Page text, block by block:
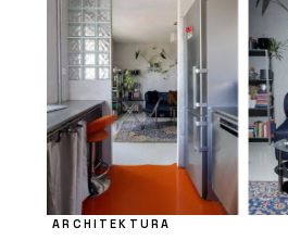
ARCHITEKTURA